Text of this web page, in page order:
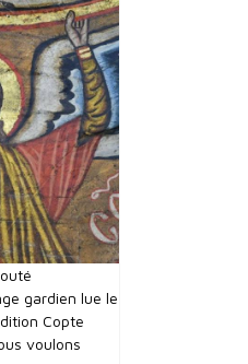
gardien lue le
Copte
voulons